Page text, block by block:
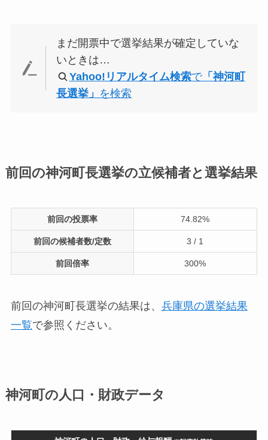
まだ開票中で選挙結果が確定していな
いときは…
Yahoo!リアルタイム検索で「神河町
長選挙」 を検索
前回の神河町長選挙の立候補者と選挙結果
前回の投票率 74.82%
前回の候補者数/定数 3 / 1
前回倍率 300%
前回の神河町長選挙の結果は、 兵庫県の選挙結果
一覧で参照ください。
神河町の人口・財政データ